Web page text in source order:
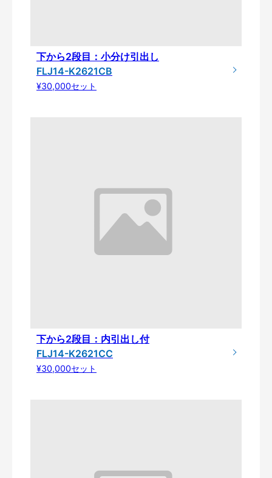
下から2段目：小分け引出し
FLJ14-K2621CB
¥30,000セット
下から2段目：内引出し付
FLJ14-K2621CC
¥30,000セット